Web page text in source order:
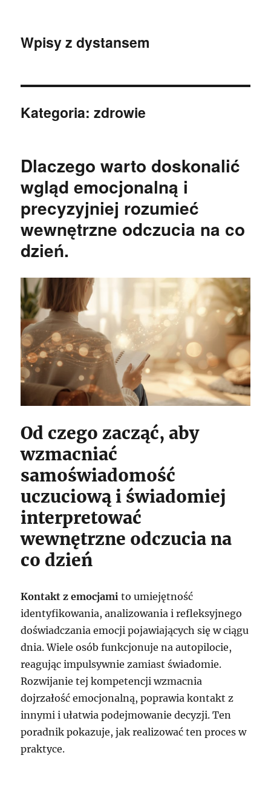
Wpisy z dystansem
Kategoria:zdrowie
Dlaczego warto doskonalić
wgląd emocjonalną i
precyzyjniej rozumieć
wewnętrzne odczucia na co
dzień.
Od czego zacząć, aby
wzmacniać
samoświadomość
uczuciową i świadomiej
interpretować
wewnętrzne odczucia na
co dzień
Kontakt z emocjami to umiejętność
identyfikowania, analizowania i refleksyjnego
doświadczania emocji pojawiających się w ciągu
dnia. Wiele osób funkcjonuje na autopilocie,
reagując impulsywnie zamiast świadomie.
Rozwijanie tej kompetencji wzmacnia
dojrzałość emocjonalną, poprawia kontakt z
innymi i ułatwia podejmowanie decyzji. Ten
poradnik pokazuje, jak realizować ten proces w
praktyce.